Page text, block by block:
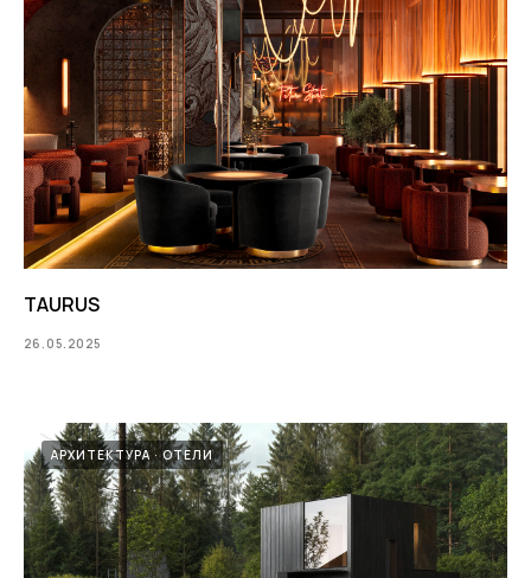
TAURUS
26.05.2025
АРХИТЕКТУРА ОТЕЛИ